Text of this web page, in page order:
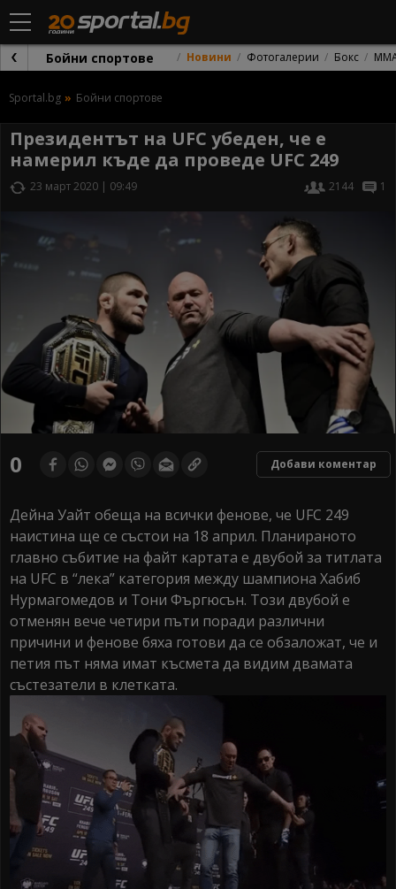
Бойни спортове Новини Фотогалерии Бокс
Sportal.bg Бойни спортове
Президентът на UFC убеден, че е
намерил къде да проведе UFC 249
23 март 2020 | 09:49 2144 1
0 Добави коментар
Дейна Уайт обеща на всички фенове, че UFC 249
наистина ще се състои на 18 април. Планираното
главно събитие на файт картата е двубой за титлата
на UFC в “лека” категория между шампиона Хабиб
Нурмагомедов и Тони Фъргюсън. Този двубой е
отменян вече четири пъти поради различни
причини и фенове бяха готови да се обзаложат, че и
петия път няма имат късмета да видим двамата
състезатели в клетката.